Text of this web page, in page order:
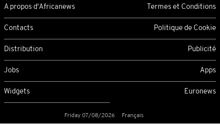
A propos d'Africanews Termes et Conditions
Contacts Politique de Cookie
Distribution Publicité
Jobs Apps
Widgets Euronews
Friday 07/08/2026